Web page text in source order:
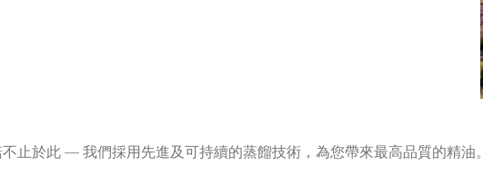
止於此 — 我們採用先進及可持續的蒸餾技術，為您帶來最高品質的精油。